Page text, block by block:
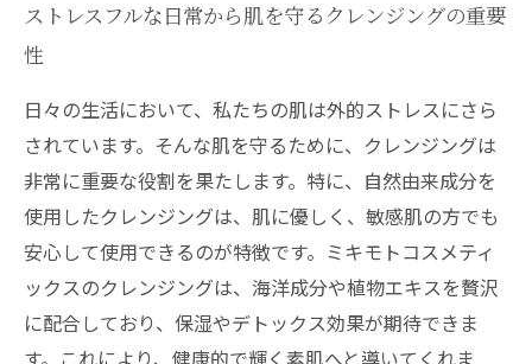
ストレスフルな日常から肌を守るクレンジングの重要
性
日々の生活において、私たちの肌は外的ストレスにさら
されています。そんな肌を守るために、クレンジングは
非常に重要な役割を果たします。特に、自然由来成分を
使用したクレンジングは、肌に優しく、敏感肌の方でも
安心して使用できるのが特徴です。ミキモトコスメティ
ックスのクレンジングは、海洋成分や植物エキスを贅沢
に配合しており、保湿やデトックス効果が期待できま
す。これにより、健康的で輝く素肌へと導いてくれま